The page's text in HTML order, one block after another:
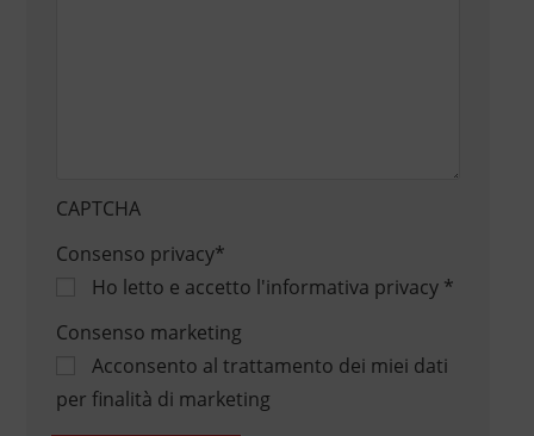
CAPTCHA
Consenso privacy*
Ho letto e accetto l'informativa privacy*
Consenso marketing
Acconsento al trattamento dei miei dati
per finalità di marketing